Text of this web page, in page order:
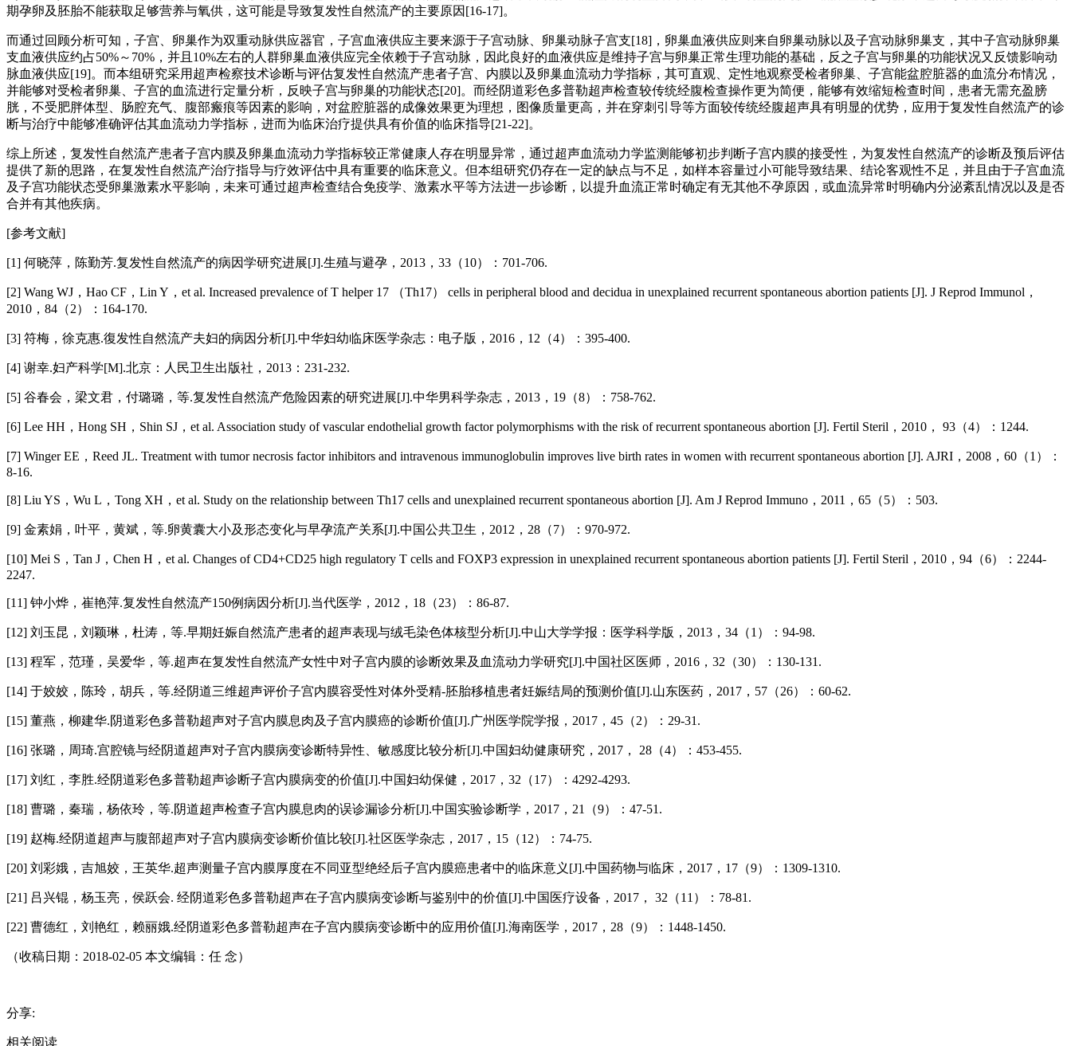
期孕卵及胚胎不能获取足够营养与氧供，这可能是导致复发性自然流产的主要原因[16-17]。
而通过回顾分析可知，子宫、卵巢作为双重动脉供应器官，子宫血液供应主要来源于子宫动脉、卵巢动脉子宫支[18]，卵巢血液供应则来自卵巢动脉以及子宫动脉卵巢支，其中子宫动脉卵巢
支血液供应约占50%～70%，并且10%左右的人群卵巢血液供应完全依赖于子宫动脉，因此良好的血液供应是维持子宫与卵巢正常生理功能的基础，反之子宫与卵巢的功能状况又反馈影响动
脉血液供应[19]。而本组研究采用超声检察技术诊断与评估复发性自然流产患者子宫、内膜以及卵巢血流动力学指标，其可直观、定性地观察受检者卵巢、子宫能盆腔脏器的血流分布情况，
并能够对受检者卵巢、子宫的血流进行定量分析，反映子宫与卵巢的功能状态[20]。而经阴道彩色多普勒超声检查较传统经腹检查操作更为简便，能够有效缩短检查时间，患者无需充盈膀
胱，不受肥胖体型、肠腔充气、腹部瘢痕等因素的影响，对盆腔脏器的成像效果更为理想，图像质量更高，并在穿刺引导等方面较传统经腹超声具有明显的优势，应用于复发性自然流产的诊
断与治疗中能够准确评估其血流动力学指标，进而为临床治疗提供具有价值的临床指导[21-22]。
综上所述，复发性自然流产患者子宫内膜及卵巢血流动力学指标较正常健康人存在明显异常，通过超声血流动力学监测能够初步判断子宫内膜的接受性，为复发性自然流产的诊断及预后评估
提供了新的思路，在复发性自然流产治疗指导与疗效评估中具有重要的临床意义。但本组研究仍存在一定的缺点与不足，如样本容量过小可能导致结果、结论客观性不足，并且由于子宫血流
及子宫功能状态受卵巢激素水平影响，未来可通过超声检查结合免疫学、激素水平等方法进一步诊断，以提升血流正常时确定有无其他不孕原因，或血流异常时明确内分泌紊乱情况以及是否
合并有其他疾病。
[参考文献]
[1] 何晓萍，陈勤芳.复发性自然流产的病因学研究进展[J].生殖与避孕，2013，33（10）：701-706.
[2] Wang WJ，Hao CF，Lin Y，et al. Increased prevalence of T helper 17 （Th17） cells in peripheral blood and decidua in unexplained recurrent spontaneous abortion patients [J]. J Reprod Immunol，
2010，84（2）：164-170.
[3] 符梅，徐克惠.復发性自然流产夫妇的病因分析[J].中华妇幼临床医学杂志：电子版，2016，12（4）：395-400.
[4] 谢幸.妇产科学[M].北京：人民卫生出版社，2013：231-232.
[5] 谷春会，梁文君，付璐璐，等.复发性自然流产危险因素的研究进展[J].中华男科学杂志，2013，19（8）：758-762.
[6] Lee HH，Hong SH，Shin SJ，et al. Association study of vascular endothelial growth factor polymorphisms with the risk of recurrent spontaneous abortion [J]. Fertil Steril，2010， 93（4）：1244.
[7] Winger EE，Reed JL. Treatment with tumor necrosis factor inhibitors and intravenous immunoglobulin improves live birth rates in women with recurrent spontaneous abortion [J]. AJRI，2008，60（1）：
8-16.
[8] Liu YS，Wu L，Tong XH，et al. Study on the relationship between Th17 cells and unexplained recurrent spontaneous abortion [J]. Am J Reprod Immuno，2011，65（5）：503.
[9] 金素娟，叶平，黄斌，等.卵黄囊大小及形态变化与早孕流产关系[J].中国公共卫生，2012，28（7）：970-972.
[10] Mei S，Tan J，Chen H，et al. Changes of CD4+CD25 high regulatory T cells and FOXP3 expression in unexplained recurrent spontaneous abortion patients [J]. Fertil Steril，2010，94（6）：2244-
2247.
[11] 钟小烨，崔艳萍.复发性自然流产150例病因分析[J].当代医学，2012，18（23）：86-87.
[12] 刘玉昆，刘颖琳，杜涛，等.早期妊娠自然流产患者的超声表现与绒毛染色体核型分析[J].中山大学学报：医学科学版，2013，34（1）：94-98.
[13] 程军，范瑾，吴爱华，等.超声在复发性自然流产女性中对子宫内膜的诊断效果及血流动力学研究[J].中国社区医师，2016，32（30）：130-131.
[14] 于姣姣，陈玲，胡兵，等.经阴道三维超声评价子宫内膜容受性对体外受精-胚胎移植患者妊娠结局的预测价值[J].山东医药，2017，57（26）：60-62.
[15] 董燕，柳建华.阴道彩色多普勒超声对子宫内膜息肉及子宫内膜癌的诊断价值[J].广州医学院学报，2017，45（2）：29-31.
[16] 张璐，周琦.宫腔镜与经阴道超声对子宫内膜病变诊断特异性、敏感度比较分析[J].中国妇幼健康研究，2017， 28（4）：453-455.
[17] 刘红，李胜.经阴道彩色多普勒超声诊断子宫内膜病变的价值[J].中国妇幼保健，2017，32（17）：4292-4293.
[18] 曹璐，秦瑞，杨依玲，等.阴道超声检查子宫内膜息肉的误诊漏诊分析[J].中国实验诊断学，2017，21（9）：47-51.
[19] 赵梅.经阴道超声与腹部超声对子宫内膜病变诊断价值比较[J].社区医学杂志，2017，15（12）：74-75.
[20] 刘彩娥，吉旭姣，王英华.超声测量子宫内膜厚度在不同亚型绝经后子宫内膜癌患者中的临床意义[J].中国药物与临床，2017，17（9）：1309-1310.
[21] 吕兴锟，杨玉亮，侯跃会. 经阴道彩色多普勒超声在子宫内膜病变诊断与鉴别中的价值[J].中国医疗设备，2017， 32（11）：78-81.
[22] 曹德红，刘艳红，赖丽娥.经阴道彩色多普勒超声在子宫内膜病变诊断中的应用价值[J].海南医学，2017，28（9）：1448-1450.
（收稿日期：2018-02-05 本文编辑：任 念）
分享:
相关阅读